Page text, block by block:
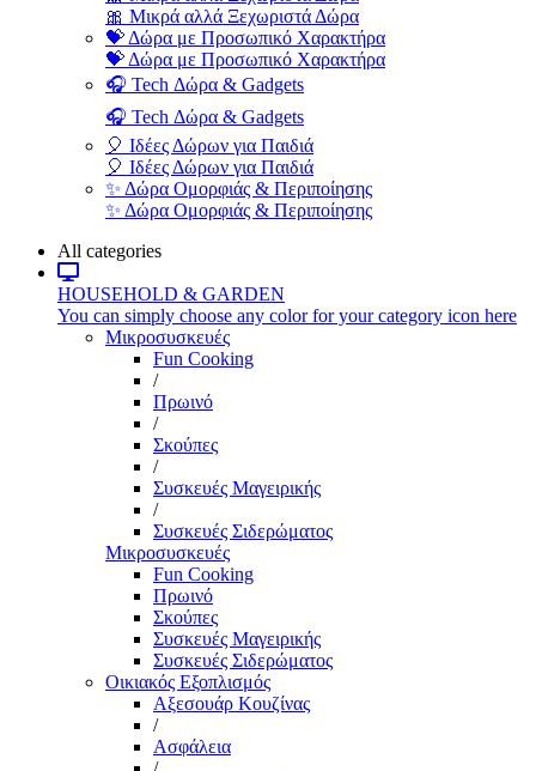
🎀 Μικρά αλλά Ξεχωριστά Δώρα
💝 Δώρα με Προσωπικό Χαρακτήρα
💝 Δώρα με Προσωπικό Χαρακτήρα
🎧 Tech Δώρα & Gadgets
🎧 Tech Δώρα & Gadgets
🎈 Ιδέες Δώρων για Παιδιά
🎈 Ιδέες Δώρων για Παιδιά
✨ Δώρα Ομορφιάς & Περιποίησης
✨ Δώρα Ομορφιάς & Περιποίησης
All categories
HOUSEHOLD & GARDEN
You can simply choose any color for your category icon here
Μικροσυσκευές
Fun Cooking
/
Πρωινό
/
Σκούπες
/
Συσκευές Μαγειρικής
/
Συσκευές Σιδερώματος
Μικροσυσκευές
Fun Cooking
Πρωινό
Σκούπες
Συσκευές Μαγειρικής
Συσκευές Σιδερώματος
Οικιακός Εξοπλισμός
Αξεσουάρ Κουζίνας
/
Ασφάλεια